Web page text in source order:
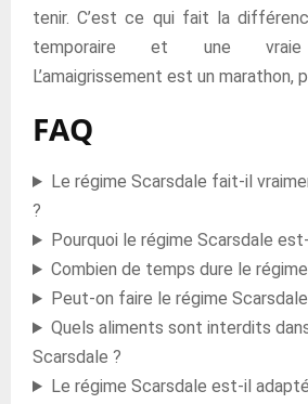
tenir. C’est ce qui fait la
temporaire et une vraie
L’amaigrissement est un marathon,
FAQ
Le régime Scarsdale fait-il
?
Pourquoi le régime Scarsdale
Combien de temps dure le
Peut-on faire le régime
Quels aliments sont interdits
Scarsdale ?
Le régime Scarsdale est-il